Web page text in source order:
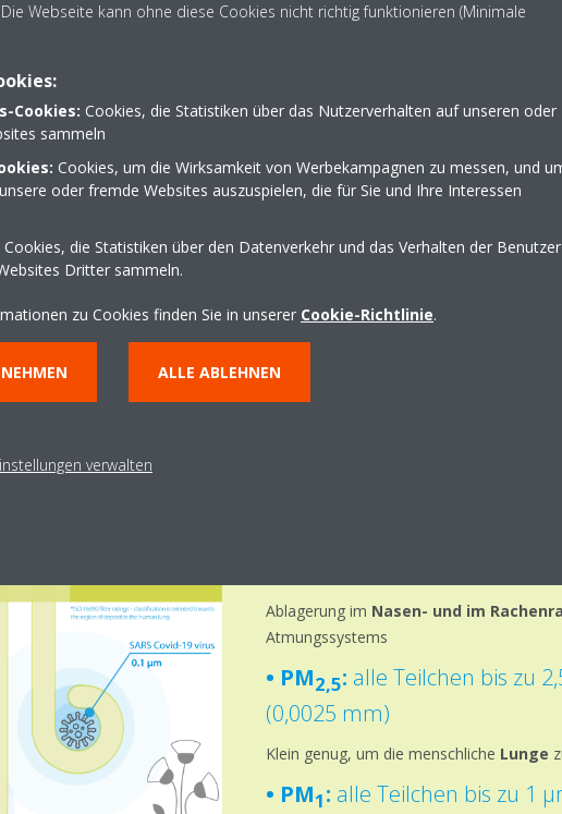
sind, desto gefährlicher sind
Schwebstoffe nach
Schwebstoffe und
Ablagerung im
Je leichter und kleiner die
alle Teilchen bis zu
Ablagerung im Nasen- und im
Atmungssystems
• PM2,5: alle Teilchen bis zu
(0,0025 mm)
Klein genug, um die menschliche Lunge
• PM1: alle Teilchen bis zu 1
Webseite kann ohne diese Cookies nicht richtig funktionieren (Minimale
Cookies: Cookies, die Statistiken über das Nutzerverhalten auf unseren oder
sammeln
Cookies, um die Wirksamkeit von Werbekampagnen zu messen, und
oder fremde Websites auszuspielen, die für Sie und Ihre Interessen
Cookies, die Statistiken über den Datenverkehr und das Verhalten der Benutzer
Dritter sammeln.
zu Cookies finden Sie in unserer Cookie-Richtlinie.
ALLE ABLEHNEN
verwalten